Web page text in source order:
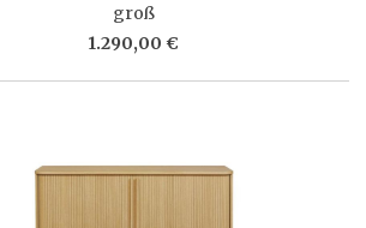
groß
1.290,00 €